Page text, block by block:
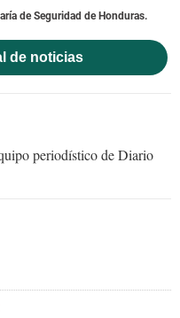
de Seguridad de Honduras.
de noticias
periodístico de Diario